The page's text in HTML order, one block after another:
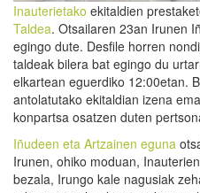
Inauterietako ekitaldien
Taldea. Otsailaren 23an Irunen
egingo dute. Desfile horren
taldeak bilera bat egingo du
elkartean eguerdiko 12:00etan.
antolatutako ekitaldian izena
konpartsa osatzen duten
Iñudeen eta Artzainen eguna
Irunen, ohiko moduan,
bezala, Irungo kale nagusiak